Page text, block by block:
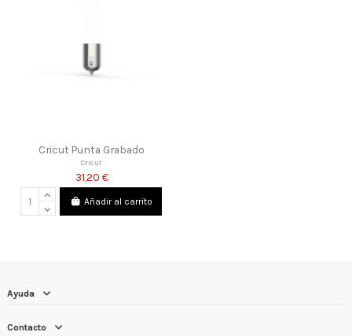
Cricut Punta Grabado
Cricut
31,20 €
Añadir al carrito
Ayuda
Contacto